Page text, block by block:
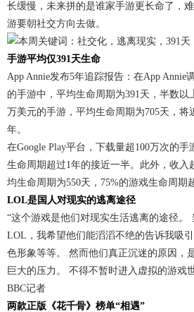
长缓慢，未来拼的是谁家手游更长命了，
游要朝社交方向去做。
手游平均仅391天生命
App Annie发布5年追踪报告：在App Annie
的手游中，平均生命周期为391天，半数以
万美元的手游，平均生命周期为705天，将
年。
在Google Play平台，下载量超100万次的手
生命周期超过1年的接近一半。此外，收入
均生命周期为550天，75%的游戏生命周期
LOL是国人对现实的逃离途径
“这个游戏是他们对现实生活逃离的途径。
LOL，我希望他们能滔滔不绝的告诉我吸
色形象等等。 然而他们真正沉迷的原因，
巨大的压力。 不得不暂时进入虚拟的游
BBC记者
两款正版《花千骨》榜单“相遇”